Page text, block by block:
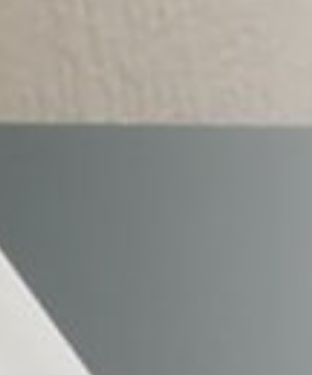
9001, GMP, CMC, CE и FDA.
патентов на
изобретения